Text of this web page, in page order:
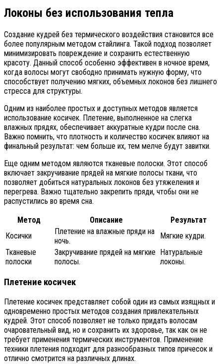
Локоны без использования тепла
Создание кудрей без термического воздействия становится все
более популярным методом стайлинга. Такой подход позволяет
минимизировать повреждение и сохранить естественную
красоту. Данный способ особенно эффективен в ночное время,
когда волосы могут свободно принимать нужную форму, что
способствует получению мягких, объемных локонов без лишнего
стресса для структуры.
Одним из наиболее простых и доступных методов является
использование косичек. Плетение, выполненное на слегка
влажных прядях, обеспечивает аккуратные кудри после сна.
Важно помнить, что плотность и количество косичек влияют на
финальный результат: чем больше их, тем мелче будут завитки.
Еще одним методом являются тканевые полоски. Этот способ
включает закручивание прядей на мягкие полосы ткани, что
позволяет добиться натуральных локонов без утяжеления и
перегрева. Важно тщательно закрепить пряди, чтобы они не
распустились во время сна.
Метод
Описание
Результат
Косички
Плетение на влажные пряди на
ночь.
Мягкие кудри.
Тканевые
полоски
Закручивание прядей на мягкие
полосы.
Натуральные
локоны.
Плетение косичек
Плетение косичек представляет собой один из самых изящных и
одновременно простых методов создания привлекательных
кудрей. Этот способ позволяет не только придать волосам
очаровательный вид, но и сохранить их здоровье, так как он не
требует применения термических инструментов. Применение
техники плетения подходит для разнообразных типов причесок и
отлично смотрится на различных длинах.